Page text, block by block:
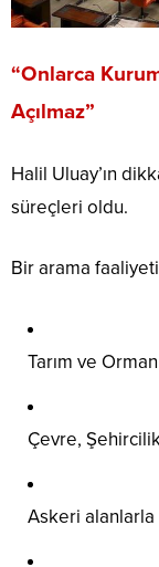
“Onlarca
Açılmaz”
Halil Uluay’ın
süreçleri oldu.
Bir arama
Tarım ve
Çevre,
Askeri